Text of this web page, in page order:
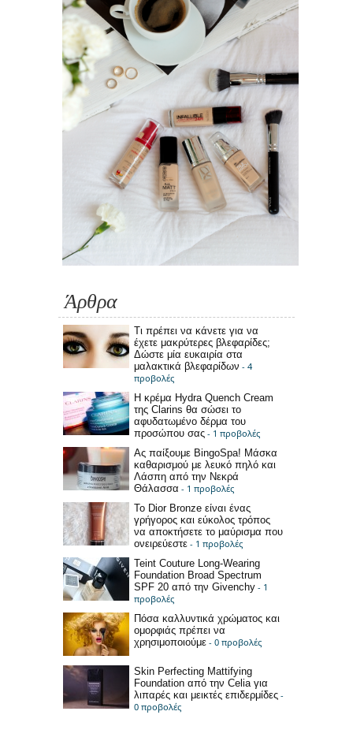
Άρθρα
Τι πρέπει να κάνετε για να
έχετε μακρύτερες βλεφαρίδες;
Δώστε μία ευκαιρία στα
μαλακτικά βλεφαρίδων - 4
προβολές
Η κρέμα Hydra Quench Cream
της Clarins θα σώσει το
αφυδατωμένο δέρμα του
προσώπου σας - 1 προβολές
Ας παίξουμε BingoSpa! Μάσκα
καθαρισμού με λευκό πηλό και
Λάσπη από την Νεκρά
Θάλασσα - 1 προβολές
Το Dior Bronze είναι ένας
γρήγορος και εύκολος τρόπος
να αποκτήσετε το μαύρισμα που
ονειρεύεστε - 1 προβολές
Teint Couture Long-Wearing
Foundation Broad Spectrum
SPF 20 από την Givenchy - 1
προβολές
Πόσα καλλυντικά χρώματος και
ομορφιάς πρέπει να
χρησιμοποιούμε - 0 προβολές
Skin Perfecting Mattifying
Foundation από την Celia για
λιπαρές και μεικτές επιδερμίδες -
0 προβολές